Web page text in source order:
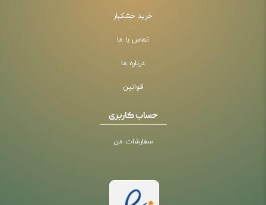
خرید خشکبار
تماس با ما
درباره ما
قوانین
حساب کاربری
سفارشات من